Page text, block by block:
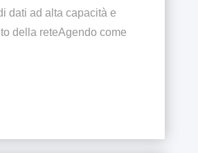
dati ad alta capacità e
della reteAgendo come